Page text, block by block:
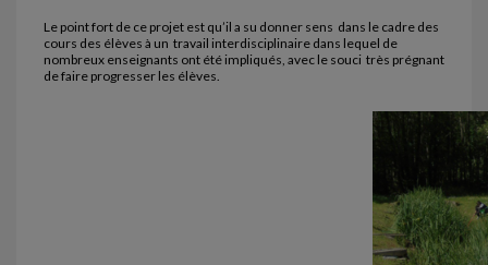
Le point fort de ce projet est qu’il a su donner sens dans le cadre des
cours des élèves à un travail interdisciplinaire dans lequel de
nombreux enseignants ont été impliqués, avec le souci très prégnant
de faire progresser les élèves.